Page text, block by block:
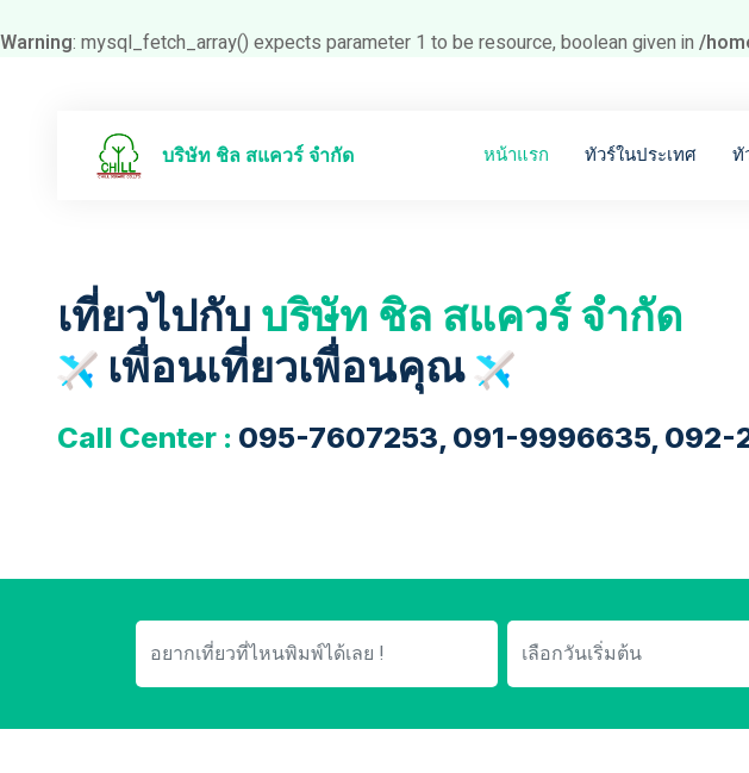
Warning: mysql_fetch_array() expects parameter 1 to be resource, boolean given in /
บริษัท ชิล สแควร์ จำกัด หน้าแรก ทัวร์ในประเทศ ทั
เที่ยวไปกับ บริษัท ชิล สแควร์ จำกัด
เพื่อนเที่ยวเพื่อนคุณ
Call Center : 095-7607253, 091-9996635, 092-